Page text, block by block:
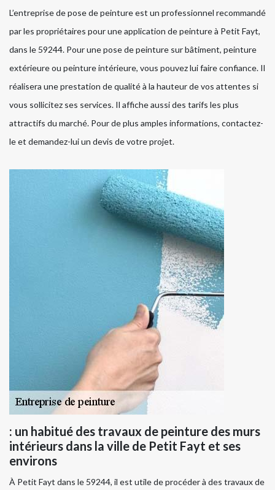
L’entreprise de pose de peinture est un professionnel recommandé
par les propriétaires pour une application de peinture à Petit Fayt,
dans le 59244. Pour une pose de peinture sur bâtiment, peinture
extérieure ou peinture intérieure, vous pouvez lui faire confiance. Il
réalisera une prestation de qualité à la hauteur de vos attentes si
vous sollicitez ses services. Il affiche aussi des tarifs les plus
attractifs du marché. Pour de plus amples informations, contactez-
le et demandez-lui un devis de votre projet.
: un habitué des travaux de peinture des murs
intérieurs dans la ville de Petit Fayt et ses
environs
À Petit Fayt dans le 59244, il est utile de procéder à des travaux de